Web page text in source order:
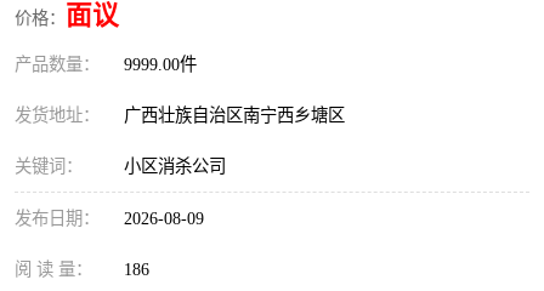
价格： 面议
产品数量： 9999.00件
发货地址： 广西壮族自治区南宁西乡塘区
关键词： 小区消杀公司
发布日期： 2026-08-09
阅 读 量： 186